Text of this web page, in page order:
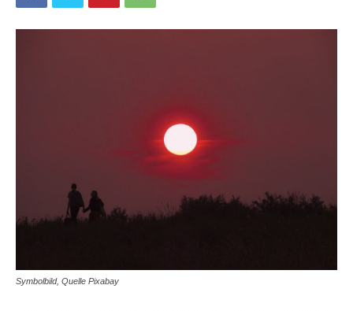
Symbolbild, Quelle Pixabay